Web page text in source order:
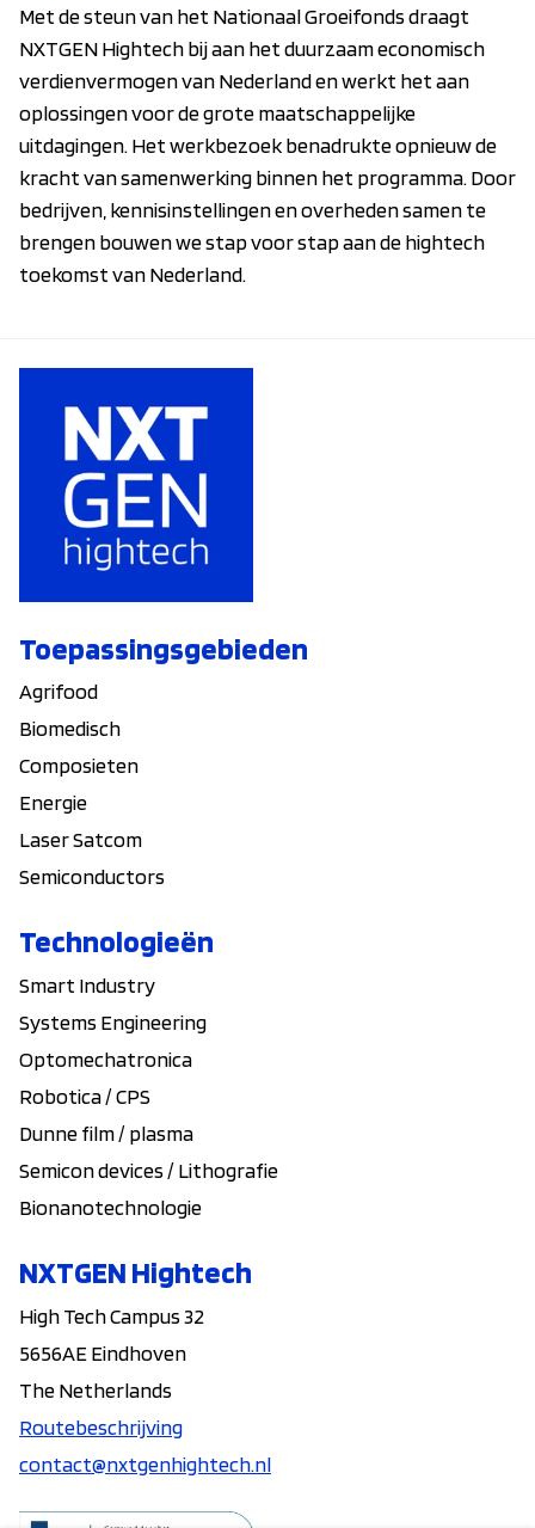
Met de steun van het Nationaal Groeifonds draagt
NXTGEN Hightech bij aan het duurzaam economisch
verdienvermogen van Nederland en werkt het aan
oplossingen voor de grote maatschappelijke
uitdagingen. Het werkbezoek benadrukte opnieuw de
kracht van samenwerking binnen het programma. Door
bedrijven, kennisinstellingen en overheden samen te
brengen bouwen we stap voor stap aan de hightech
toekomst van Nederland.
Toepassingsgebieden
Agrifood
Biomedisch
Composieten
Energie
Laser Satcom
Semiconductors
Technologieën
Smart Industry
Systems Engineering
Optomechatronica
Robotica / CPS
Dunne film / plasma
Semicon devices / Lithografie
Bionanotechnologie
NXTGEN Hightech
High Tech Campus 32
5656AE Eindhoven
The Netherlands
Routebeschrijving
contact@nxtgenhightech.nl